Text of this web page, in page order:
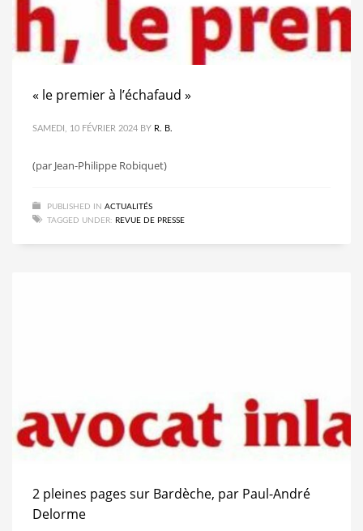
« le premier à l’échafaud »
SAMEDI, 10 FÉVRIER 2024 BY R. B.
(par Jean-Philippe Robiquet)
PUBLISHED IN ACTUALITÉS
TAGGED UNDER: REVUE DE PRESSE
2 pleines pages sur Bardèche, par Paul-André
Delorme